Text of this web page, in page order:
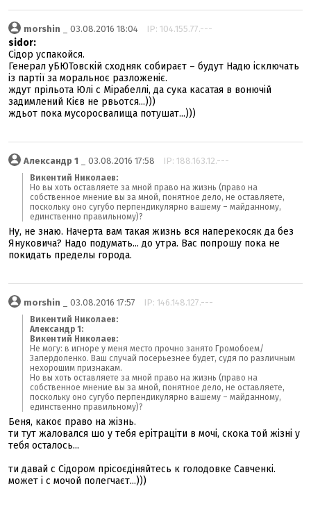
morshin _ 03.08.2016 18:04 IP: 104.155.77.---
sidor:
Сідор успакойся.
Генерал уБЮТовскій сходняк собираєт – будут Надю ісключать
із партії за моральноє разложеніє.
ждут прільота Юлі с Мірабеллі, да сука касатая в вонючій
задимлений Кієв не рвьотся...)))
ждьот пока мусоросвалища потушат...)))
Александр 1 _ 03.08.2016 17:58 IP: 188.163.12.---
Викентий Николаев:
Но вы хоть оставляете за мной право на жизнь (право на
собственное мнение вы за мной, понятное дело, не оставляете,
поскольку оно сугубо перпендикулярно вашему – майданному,
единственно правильному)?
Ну, не знаю. Начерта вам такая жизнь вся наперекосяк да без
Януковича? Надо подумать... до утра. Вас попрошу пока не
покидать пределы города.
morshin _ 03.08.2016 17:57 IP: 146.148.127.---
Викентий Николаев:
Александр 1:
Викентий Николаев:
Не могу: в игноре у меня место прочно занято Громобоем/
Запердоленко. Ваш случай посерьезнее будет, судя по различным
нехорошим признакам.
Но вы хоть оставляете за мной право на жизнь (право на
собственное мнение вы за мной, понятное дело, не оставляете,
поскольку оно сугубо перпендикулярно вашему – майданному,
единственно правильному)?
Беня, какоє право на жізнь.
ти тут жаловался шо у тебя ерітраціти в мочі, скока той жізні у
тебя осталось...
ти давай с Сідором прісоєдіняйтесь к голодовке Савченкі.
может і с мочой полегчаєт...)))